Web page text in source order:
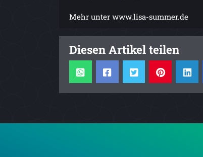
Mehr unter www.lisa-summer.de
Diesen Artikel teilen